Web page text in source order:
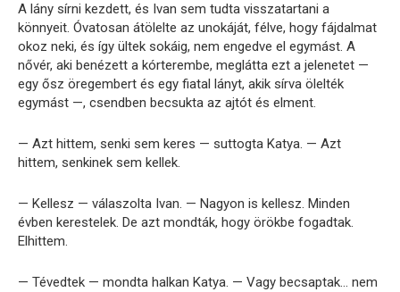
A lány sírni kezdett, és Ivan sem tudta visszatartani a
könnyeit. Óvatosan átölelte az unokáját, félve, hogy fájdalmat
okoz neki, és így ültek sokáig, nem engedve el egymást. A
nővér, aki benézett a kórterembe, meglátta ezt a jelenetet —
egy ősz öregembert és egy fiatal lányt, akik sírva ölelték
egymást —, csendben becsukta az ajtót és elment.
— Azt hittem, senki sem keres — suttogta Katya. — Azt
hittem, senkinek sem kellek.
— Kellesz — válaszolta Ivan. — Nagyon is kellesz. Minden
évben kerestelek. De azt mondták, hogy örökbe fogadtak.
Elhittem.
— Tévedtek — mondta halkan Katya. — Vagy becsaptak… nem